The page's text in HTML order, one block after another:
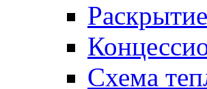
Схема